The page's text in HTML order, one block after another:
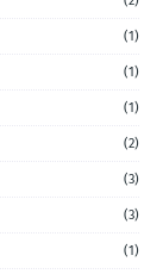
(1)
(1)
(1)
(2)
(3)
(3)
(1)